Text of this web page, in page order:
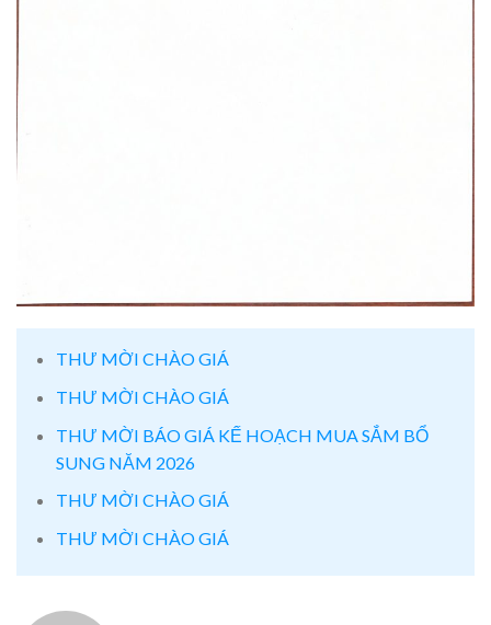
THƯ MỜI CHÀO GIÁ
THƯ MỜI CHÀO GIÁ
THƯ MỜI BÁO GIÁ KẾ HOẠCH MUA SẮM BỔ
SUNG NĂM 2026
THƯ MỜI CHÀO GIÁ
THƯ MỜI CHÀO GIÁ